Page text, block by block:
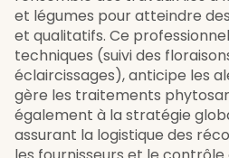
et légumes pour atteindre
et qualitatifs. Ce
techniques (suivi des
éclaircissages), anticipe les
gère les traitements
également à la stratégie
assurant la logistique des